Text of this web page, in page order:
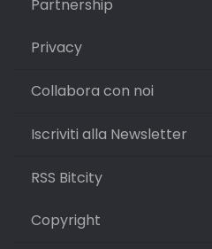
Partnership
Privacy
Collabora con noi
Iscriviti alla Newsletter
RSS Bitcity
Copyright